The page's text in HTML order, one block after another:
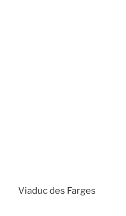
Viaduc des Farges